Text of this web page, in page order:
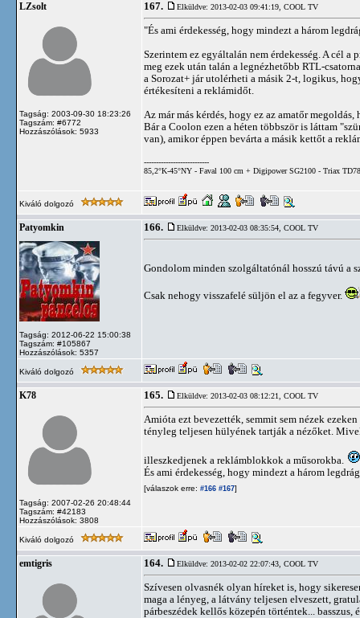
LZsolt
Tagság: 2003-09-30 18:23:26
Tagszám: #6772
Hozzászólások: 5933
167. Elküldve: 2013-02-03 09:41:19, COOL TV
"És ami érdekesség, hogy mindezt a három
Szerintem ez egyáltalán nem érdekesség. A cél
meg ezek után talán a legnézhetőbb RTL-
a Sorozat+ jár utolérheti a másik 2-t, logikus,
értékesíteni a reklámidőt.
Az már más kérdés, hogy ez az amatőr
Bár a Coolon ezen a héten többször is láttam
van), amikor éppen bevárta a másik kettőt a
---------------------------
85,2°K-45°NY - Faval 100 cm + Digipower SG2100 - Triax
Kiváló dolgozó
Patyomkin
Tagság: 2012-06-22 15:00:38
Tagszám: #105867
Hozzászólások: 5357
166. Elküldve: 2013-02-03 08:35:54, COOL TV
Gondolom minden szolgáltatónál hosszú távú a
Csak nehogy visszafelé süljön el az a fegyver.
Kiváló dolgozó
K78
Tagság: 2007-02-26 20:48:44
Tagszám: #42183
Hozzászólások: 3808
165. Elküldve: 2013-02-03 08:12:21, COOL TV
Amióta ezt bevezették, semmit sem nézek
tényleg teljesen hülyének tartják a nézőket.
illeszkedjenek a reklámblokkok a műsorokba.
És ami érdekesség, hogy mindezt a három
[válaszok erre: #166 #167]
Kiváló dolgozó
emtigris 164. Elküldve: 2013-02-02 22:07:43, COOL TV
Szívesen olvasnék olyan híreket is, hogy
maga a lényeg, a látvány teljesen elveszett,
párbeszédek kellős közepén történtek... basszus,